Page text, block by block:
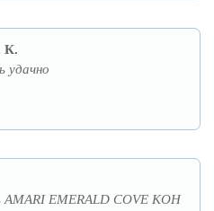
К.
удачно
EMERALD COVE KOH